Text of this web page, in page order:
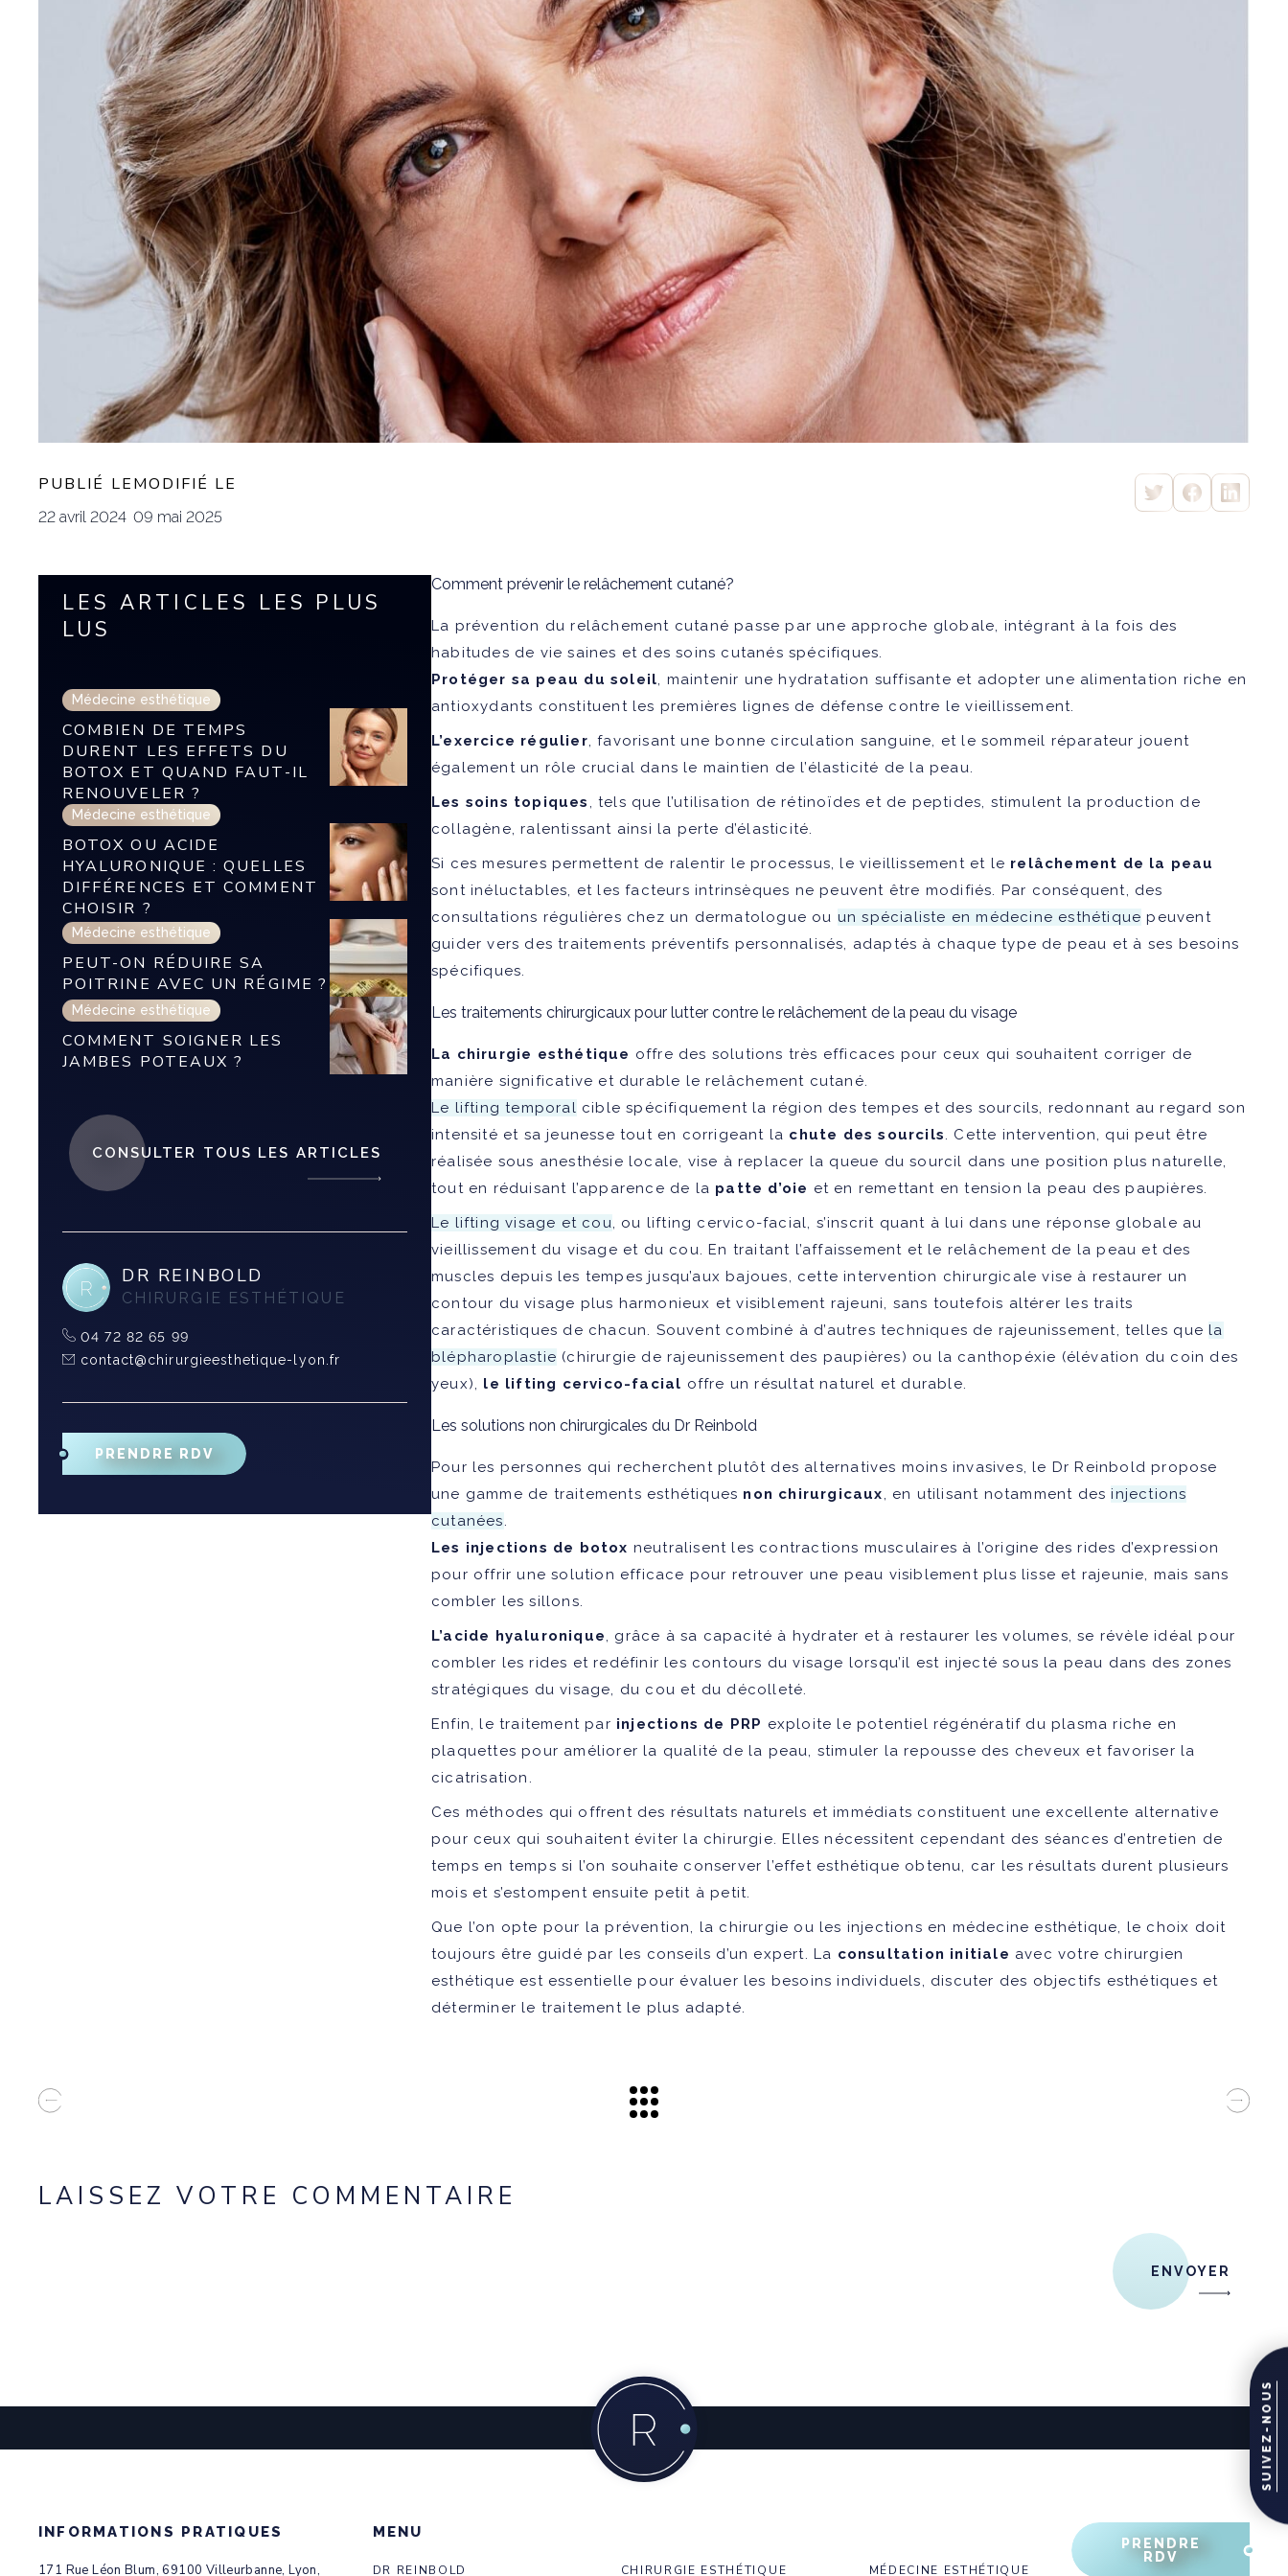
SUIVEZ-NOUS
PUBLIÉ LE
22 avril 2024
MODIFIÉ LE
09 mai 2025
LES ARTICLES LES PLUS
LUS
Médecine esthétique
COMBIEN DE TEMPS
DURENT LES EFFETS DU
BOTOX ET QUAND FAUT-IL
RENOUVELER ?
Médecine esthétique
BOTOX OU ACIDE
HYALURONIQUE : QUELLES
DIFFÉRENCES ET COMMENT
CHOISIR ?
Médecine esthétique
PEUT-ON RÉDUIRE SA
POITRINE AVEC UN RÉGIME ?
Médecine esthétique
COMMENT SOIGNER LES
JAMBES POTEAUX ?
CONSULTER TOUS LES ARTICLES
DR REINBOLD
CHIRURGIE ESTHÉTIQUE
04 72 82 65 99
contact@chirurgieesthetique-lyon.fr
PRENDRE RDV
Comment prévenir le relâchement cutané?
La prévention du relâchement cutané passe par une approche globale, intégrant à la fois des
habitudes de vie saines et des soins cutanés spécifiques.
Protéger sa peau du soleil, maintenir une hydratation suffisante et adopter une alimentation riche en
antioxydants constituent les premières lignes de défense contre le vieillissement.
L’exercice régulier, favorisant une bonne circulation sanguine, et le sommeil réparateur jouent
également un rôle crucial dans le maintien de l’élasticité de la peau.
Les soins topiques , tels que l’utilisation de rétinoïdes et de peptides, stimulent la production de
collagène, ralentissant ainsi la perte d’élasticité.
Si ces mesures permettent de ralentir le processus, le vieillissement et le relâchement de la peau
sont inéluctables, et les facteurs intrinsèques ne peuvent être modifiés. Par conséquent, des
consultations régulières chez un dermatologue ou un spécialiste en médecine esthétique peuvent
guider vers des traitements préventifs personnalisés, adaptés à chaque type de peau et à ses besoins
spécifiques.
Les traitements chirurgicaux pour lutter contre le relâchement de la peau du visage
La chirurgie esthétique offre des solutions très efficaces pour ceux qui souhaitent corriger de
manière significative et durable le relâchement cutané.
Le lifting temporal cible spécifiquement la région des tempes et des sourcils, redonnant au regard son
intensité et sa jeunesse tout en corrigeant la chute des sourcils. Cette intervention, qui peut être
réalisée sous anesthésie locale, vise à replacer la queue du sourcil dans une position plus naturelle,
tout en réduisant l’apparence de la patte d’oie et en remettant en tension la peau des paupières.
Le lifting visage et cou, ou lifting cervico-facial, s’inscrit quant à lui dans une réponse globale au
vieillissement du visage et du cou. En traitant l’affaissement et le relâchement de la peau et des
muscles depuis les tempes jusqu’aux bajoues, cette intervention chirurgicale vise à restaurer un
contour du visage plus harmonieux et visiblement rajeuni, sans toutefois altérer les traits
caractéristiques de chacun. Souvent combiné à d’autres techniques de rajeunissement, telles quela
blépharoplastie (chirurgie de rajeunissement des paupières) ou la canthopéxie (élévation du coin des
yeux), le lifting cervico-facial offre un résultat naturel et durable.
Les solutions non chirurgicales du Dr Reinbold
Pour les personnes qui recherchent plutôt des alternatives moins invasives, le Dr Reinbold propose
une gamme de traitements esthétiques non chirurgicaux, en utilisant notamment desinjections
cutanées.
Les injections de botox neutralisent les contractions musculaires à l’origine des rides d’expression
pour offrir une solution efficace pour retrouver une peau visiblement plus lisse et rajeunie, mais sans
combler les sillons.
L’acide hyaluronique, grâce à sa capacité à hydrater et à restaurer les volumes, se révèle idéal pour
combler les rides et redéfinir les contours du visage lorsqu’il est injecté sous la peau dans des zones
stratégiques du visage, du cou et du décolleté.
Enfin, le traitement par injections de PRP exploite le potentiel régénératif du plasma riche en
plaquettes pour améliorer la qualité de la peau, stimuler la repousse des cheveux et favoriser la
cicatrisation.
Ces méthodes qui offrent des résultats naturels et immédiats constituent une excellente alternative
pour ceux qui souhaitent éviter la chirurgie. Elles nécessitent cependant des séances d’entretien de
temps en temps si l’on souhaite conserver l’effet esthétique obtenu, car les résultats durent plusieurs
mois et s’estompent ensuite petit à petit.
Que l’on opte pour la prévention, la chirurgie ou les injections en médecine esthétique, le choix doit
toujours être guidé par les conseils d’un expert. La consultation initiale avec votre chirurgien
esthétique est essentielle pour évaluer les besoins individuels, discuter des objectifs esthétiques et
déterminer le traitement le plus adapté.
LAISSEZ VOTRE COMMENTAIRE
ENVOYER
INFORMATIONS PRATIQUES
171 Rue Léon Blum, 69100 Villeurbanne, Lyon,
MENU
DR REINBOLD CHIRURGIE ESTHÉTIQUE MÉDECINE ESTHÉTIQUE
PRENDRE
RDV